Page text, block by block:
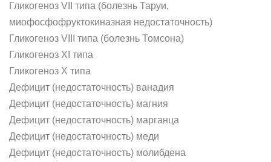
Гликогеноз VII типа (болезнь Таруи,
миофосфофруктокиназная недостаточность)
Гликогеноз VIII типа (болезнь Томсона)
Гликогеноз XI типа
Гликогеноз Х типа
Дефицит (недостаточность) ванадия
Дефицит (недостаточность) магния
Дефицит (недостаточность) марганца
Дефицит (недостаточность) меди
Дефицит (недостаточность) молибдена